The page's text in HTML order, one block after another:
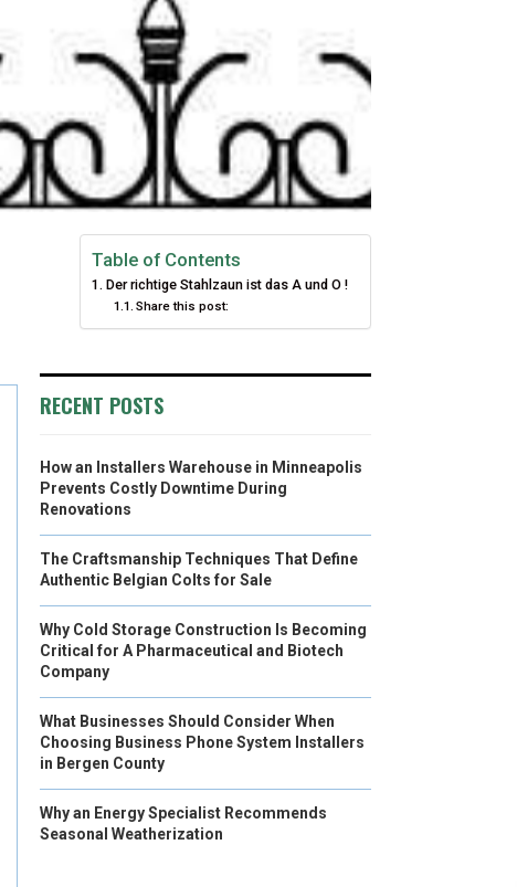
Table of Contents
Der richtige Stahlzaun ist das A und O !
Share this post:
RECENT POSTS
How an Installers Warehouse in Minneapolis
Prevents Costly Downtime During
Renovations
The Craftsmanship Techniques That Define
Authentic Belgian Colts for Sale
Why Cold Storage Construction Is Becoming
Critical for A Pharmaceutical and Biotech
Company
What Businesses Should Consider When
Choosing Business Phone System Installers
in Bergen County
Why an Energy Specialist Recommends
Seasonal Weatherization